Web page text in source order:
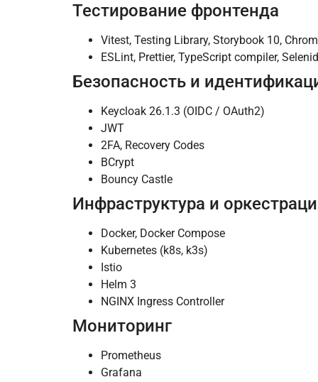
Тестирование фронтенда
Vitest, Testing Library, Storybook 10,
ESLint, Prettier, TypeScript compiler,
Безопасность и
Keycloak 26.1.3 (OIDC / OAuth2)
JWT
2FA, Recovery Codes
BCrypt
Bouncy Castle
Инфраструктура и
Docker, Docker Compose
Kubernetes (k8s, k3s)
Istio
Helm 3
NGINX Ingress Controller
Мониторинг
Prometheus
Grafana